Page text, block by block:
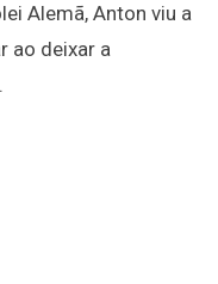
Alemã, Anton viu a
ao deixar a